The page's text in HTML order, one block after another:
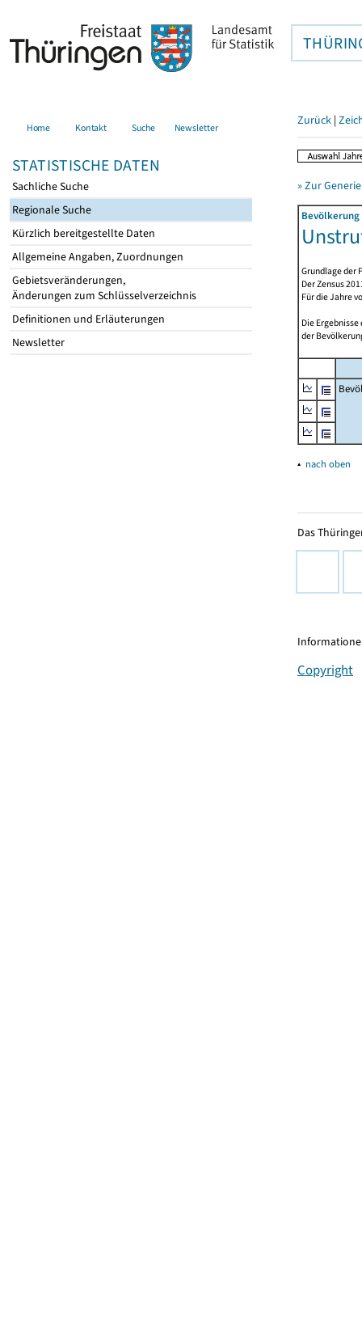
Home Kontakt Suche Newsletter
STATISTISCHE DATEN
Sachliche Suche
Regionale Suche
Kürzlich bereitgestellte Daten
Allgemeine Angaben, Zuordnungen
Gebietsveränderungen,
Änderungen zum Schlüsselverzeichnis
Definitionen und Erläuterungen
Newsletter
Zurück |
» Zur
Grundlage der
Der Zensus
Für die Jahre
Die
der
▴ nach oben
Das
Copyright